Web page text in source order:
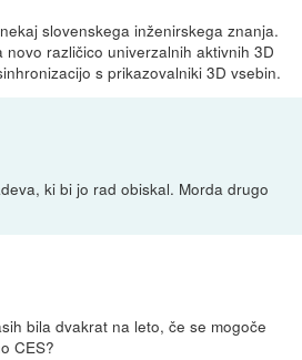
slovenskega inženirskega znanja.
različico univerzalnih aktivnih 3D
s prikazovalniki 3D vsebin.
ki bi jo rad obiskal. Morda drugo
bila dvakrat na leto, če se mogoče
CES?